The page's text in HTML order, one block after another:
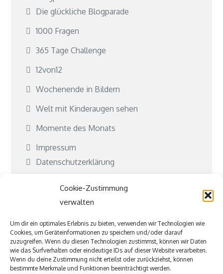
Cookie-Zustimmung
verwalten
Um dir ein optimales Erlebnis zu bieten, verwenden wir Technologien wie
Cookies, um Geräteinformationen zu speichern und/oder darauf
zuzugreifen. Wenn du diesen Technologien zustimmst, können wir Daten
wie das Surfverhalten oder eindeutige IDs auf dieser Website verarbeiten.
Wenn du deine Zustimmung nicht erteilst oder zurückziehst, können
bestimmte Merkmale und Funktionen beeinträchtigt werden.
Die glückliche Blogparade
1000 Fragen
365 Tage Challenge
12von12
Wochenende in Bildern
Welt mit Kinderaugen sehen
Momente des Monats
Impressum
Datenschutzerklärung
Kontakt
Kooperationen
Was ist Jubeki?
Befreundete und tolle Seiten